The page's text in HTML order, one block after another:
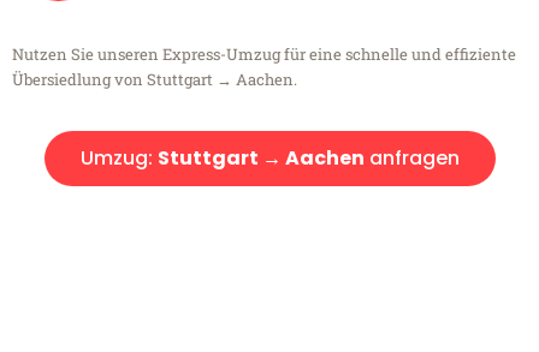
Nutzen Sie unseren Express-Umzug für eine schnelle und effiziente
Übersiedlung von Stuttgart → Aachen.
Umzug: Stuttgart → Aachen anfragen